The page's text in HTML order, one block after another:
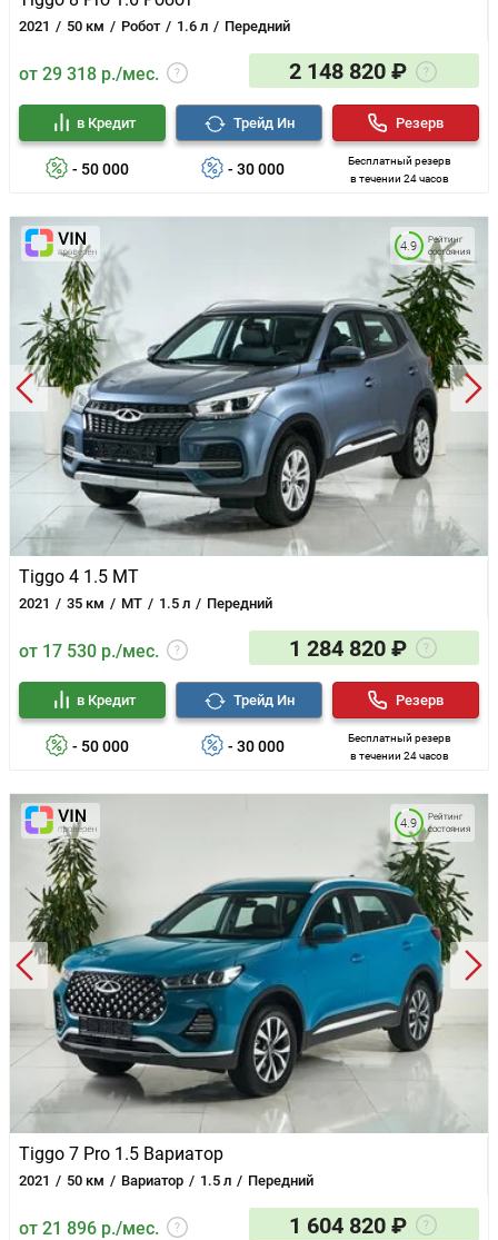
Полноразмерное запасное колесо
2021 50 км Робот 1.6 л Передний
от 29 318 р./мес. 2 148 820 ₽
- 50 000
в Кредит
- 30 000
Трейд Ин
Бесплатный резерв
в течении 24 часов
Резерв
Tiggo 4 1.5 MT
2021 35 км MT 1.5 л Передний
Рейтинг
состояния
4.9
от 17 530 р./мес. 1 284 820 ₽
- 50 000
в Кредит
- 30 000
Трейд Ин
Бесплатный резерв
в течении 24 часов
Резерв
Tiggo 7 Pro 1.5 Вариатор
2021 50 км Вариатор 1.5 л Передний
Рейтинг
состояния
4.9
от 21 896 р./мес. 1 604 820 ₽